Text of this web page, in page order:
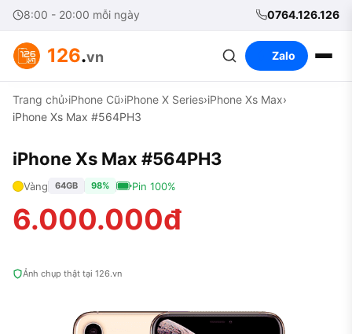
8:00 - 20:00 mỗi ngày 0764.126.126
126.vn Zalo
Trang chủ›iPhone Cũ›iPhone X Series›iPhone Xs Max›
iPhone Xs Max #564PH3
Ảnh chụp thật tại 126.vn
iPhone Xs Max #564PH3
Vàng 64GB 98% Pin 100%
6.000.000đ